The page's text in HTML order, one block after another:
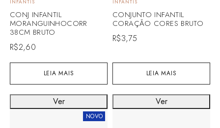
LEIA MAIS
INFANTIS
CONJ INFANTIL
MORANGUINHOCORR
38CM BRUTO
R$2,60
LEIA MAIS
INFANTIS
CONJUNTO INFANTIL
CORAÇÃO CORES BRUTO
R$3,75
NOVO
Ver Ver